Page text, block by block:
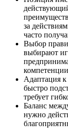
за
часто
Выбор
выбирают
Адаптация
быстро
требует
Баланс
нужно